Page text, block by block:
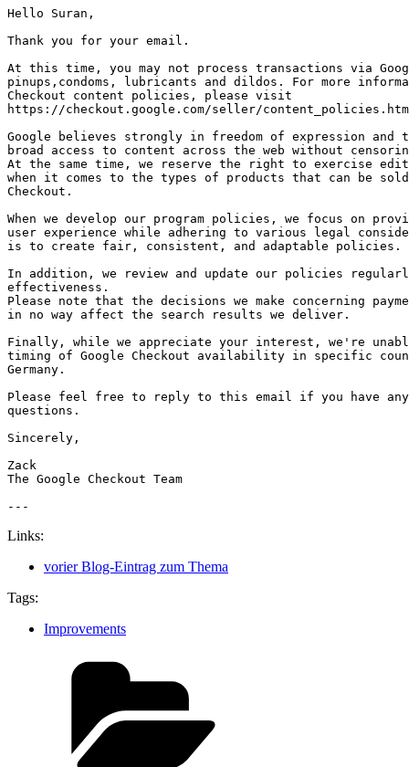
Hello Suran,
Thank you for your email.
At this time, you may not process transactions via
pinups,condoms, lubricants and dildos. For more
Checkout content policies, please visit
https://checkout.google.com/seller/
Google believes strongly in freedom of expression and
broad access to content across the web without
At the same time, we reserve the right to exercise
when it comes to the types of products that can be sold
Checkout.
When we develop our program policies, we focus on
user experience while adhering to various legal
is to create fair, consistent, and adaptable policies.
In addition, we review and update our policies
effectiveness.
Please note that the decisions we make concerning
in no way affect the search results we deliver.
Finally, while we appreciate your interest, we're
timing of Google Checkout availability in specific
Germany.
Please feel free to reply to this email if you have
questions.
Sincerely,
Zack
The Google Checkout Team
---
Links:
vorier Blog-Eintrag zum Thema
Tags:
Improvements